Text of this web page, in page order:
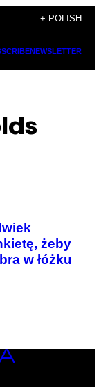
+ POLISH
NEWSLETTER
żeby
w łóżku